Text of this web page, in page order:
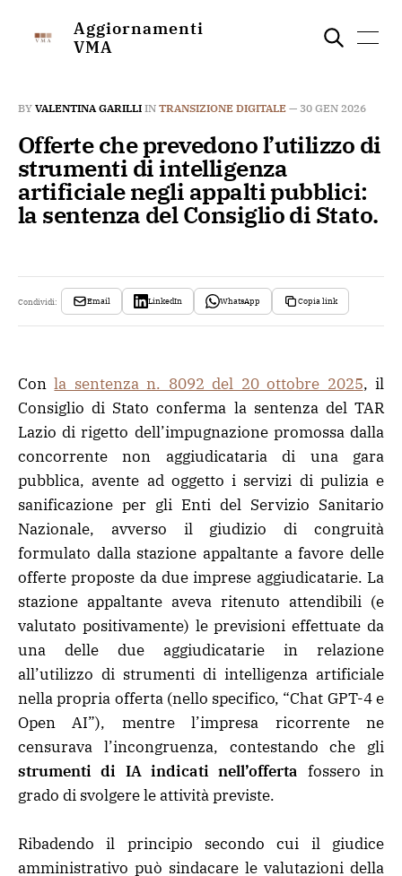
Aggiornamenti
VMA
BY VALENTINA GARILLI IN TRANSIZIONE DIGITALE — 30 GEN 2026
Offerte che prevedono l’utilizzo di
strumenti di intelligenza
artificiale negli appalti pubblici:
la sentenza del Consiglio di Stato.
Condividi: Email LinkedIn WhatsApp Copia link
Conla sentenza n. 8092 del 20 ottobre 2025, il
Consiglio di Stato conferma la sentenza del TAR
Lazio di rigetto dell’impugnazione promossa dalla
concorrente non aggiudicataria di una gara
pubblica, avente ad oggetto i servizi di pulizia e
sanificazione per gli Enti del Servizio Sanitario
Nazionale, avverso il giudizio di congruità
formulato dalla stazione appaltante a favore delle
offerte proposte da due imprese aggiudicatarie. La
stazione appaltante aveva ritenuto attendibili (e
valutato positivamente) le previsioni effettuate da
una delle due aggiudicatarie in relazione
all’utilizzo di strumenti di intelligenza artificiale
nella propria offerta (nello specifico, “Chat GPT-4 e
Open AI”), mentre l’impresa ricorrente ne
censurava l’incongruenza, contestando che gli
strumenti di IA indicati nell’offerta fossero in
grado di svolgere le attività previste.
Ribadendo il principio secondo cui il giudice
amministrativo può sindacare le valutazioni della